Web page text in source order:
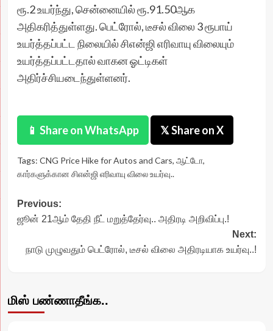
ரூ.2 உயர்ந்து, சென்னையில் ரூ.91.50ஆக
அதிகரித்துள்ளது. பெட்ரோல், டீசல் விலை 3 ரூபாய்
உயர்த்தப்பட்ட நிலையில் சிஎன்ஜி எரிவாயு விலையும்
உயர்த்தப்பட்டதால் வாகன ஓட்டிகள்
அதிர்ச்சியடைந்துள்ளனர்.
📱 Share on WhatsApp 𝕏 Share on X
Tags: CNG Price Hike for Autos and Cars, ஆட்டோ,
கார்களுக்கான சிஎன்ஜி எரிவாயு விலை உயர்வு..
Post
navigation
Previous:
ஜூன் 21ஆம் தேதி நீட் மறுத்தேர்வு.. அதிரடி அறிவிப்பு.!
Next:
நாடு முழுவதும் பெட்ரோல், டீசல் விலை அதிரடியாக உயர்வு..!
மிஸ் பண்ணாதீங்க..